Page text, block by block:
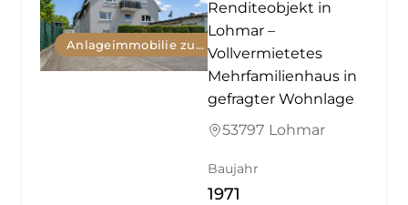
Anlageimmobilie zum Kauf
Renditeobjekt in
Lohmar –
Vollvermietetes
Mehrfamilienhaus in
gefragter Wohnlage
53797 Lohmar
Baujahr
1971